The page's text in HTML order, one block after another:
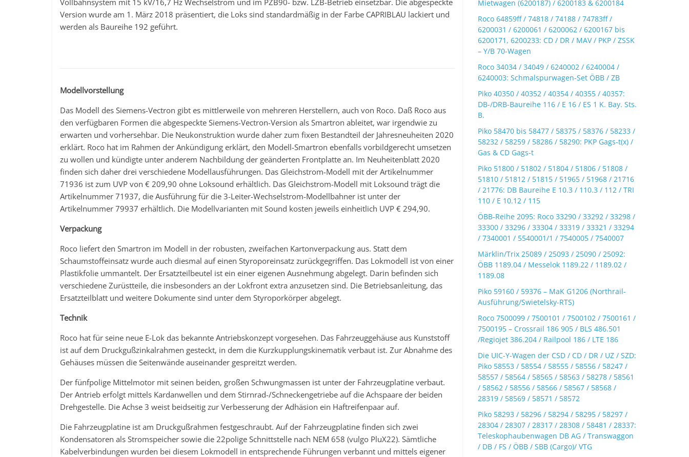
Vollbahnsystem mit 15 kV/16,7 Hz Wechselstrom und im PZB90- bzw. LZB-Betrieb einsetzbar. Die abgespeckte
Version wurde am 1. März 2018 präsentiert, die Loks sind standardmäßig in der Farbe CAPRIBLAU lackiert und
werden als Baureihe 192 geführt.
Modellvorstellung
Das Modell des Siemens-Vectron gibt es mittlerweile von mehreren Herstellern, auch von Roco. Daß Roco aus
den verfügbaren Formen die abgespeckte Siemens-Vectron-Version als Smartron ableitet, war irgendwie zu
erwarten und vorhersehbar. Die Neukonstruktion wurde daher zum fixen Bestandteil der Jahresneuheiten 2020
erklärt. Roco hat im Rahmen der Ankündigung erklärt, den Modell-Smartron ebenfalls vorbildgerecht umsetzen
zu wollen und kündigte unter anderem Nachbildung der geänderten Frontplatte an. Im Neuheitenblatt 2020
finden sich daher drei verschiedene Modellausführungen. Das Gleichstrom-Modell mit der Artikelnummer
71936 ist zum UVP von € 209,90 ohne Loksound erhältlich. Das Gleichstrom-Modell mit Loksound trägt die
Artikelnummer 71937, die Ausführung für die 3-Leiter-Wechselstrom-Modellbahner ist unter der
Artikelnummer 79937 erhältlich. Die Modellvarianten mit Sound kosten jeweils einheitlich UVP € 294,90.
Verpackung
Roco liefert den Smartron im Modell in der robusten, zweifachen Kartonverpackung aus. Statt dem
Schaumstoffeinsatz wurde auch diesmal auf einen Styroporeinsatz zurückgegriffen. Das Lokmodell ist von einer
Plastikfolie ummantelt. Der Ersatzteilbeutel ist ein einer eigenen Ausnehmung abgelegt. Darin befinden sich
verschiedene Zurüstteile, die insbesonders an der Lokfront extra anzusetzen sind. Die Betriebsanleitung, das
Ersatzteilblatt und weitere Dokumente sind unter dem Styroporkörper abgelegt.
Technik
Roco hat für seine neue E-Lok das bekannte Antriebskonzept vorgesehen. Das Fahrzeuggehäuse aus Kunststoff
ist auf dem Druckgußzinkalrahmen gesteckt, in dem die Kurzkupplungskinematik verbaut ist. Zur Abnahme des
Gehäuses müssen die Seitenwände auseinander gespreitzt werden.
Der fünfpolige Mittelmotor mit seinen beiden, großen Schwungmassen ist unter der Fahrzeugplatine verbaut.
Der Antrieb erfolgt mittels Kardanwellen und dem Stirnrad-/Schneckengetriebe auf die Achspaare der beiden
Drehgestelle. Die Achse 3 weist beidseitig zur Verbesserung der Adhäsion ein Haftreifenpaar auf.
Die Fahrzeugplatine ist am Druckgußrahmen festgeschraubt. Auf der Fahrzeugplatine finden sich zwei
Kondensatoren als Stromspeicher sowie die 22polige Schnittstelle nach NEM 658 (vulgo PluX22). Sämtliche
Kabelverbindungen wurden bei diesem Lokmodell in entsprechende Führungen verbannt und mittels eigener
Mietwagen (6200187) / 6200183 & 6200184
Roco 64859ff / 74818 / 74188 / 74783ff /
6200031 / 6200061 / 6200062 / 6200167 bis
6200171, 6200233: CD / DR / MAV / PKP / ZSSK
– Y/B 70-Wagen
Roco 34034 / 34049 / 6240002 / 6240004 /
6240003: Schmalspurwagen-Set ÖBB / ZB
Piko 40350 / 40352 / 40354 / 40355 / 40357:
DB-/DRB-Baureihe 116 / E 16 / ES 1 K. Bay. Sts.
B.
Piko 58470 bis 58477 / 58375 / 58376 / 58233 /
58232 / 58259 / 58286 / 58290: PKP Gags-t(x) /
Gas & CD Gags-t
Piko 51800 / 51802 / 51804 / 51806 / 51808 /
51810 / 51812 / 51815 / 51965 / 51968 / 21716
/ 21776: DB Baureihe E 10.3 / 110.3 / 112 / TRI
110 / E 10.12 / 115
ÖBB-Reihe 2095: Roco 33290 / 33292 / 33298 /
33300 / 33296 / 33304 / 33319 / 33321 / 33294
/ 7340001 / 5540001/1 / 7540005 / 7540007
Märklin/Trix 25089 / 25093 / 25090 / 25092:
ÖBB 1189.04 / Messelok 1189.22 / 1189.02 /
1189.08
Piko 59160 / 59376 – MaK G1206 (Northrail-
Ausführung/Swietelsky-RTS)
Roco 7500099 / 7500101 / 7500102 / 7500161 /
7500195 – Crossrail 186 905 / BLS 486.501
/Regiojet 386.204 / Railpool 186 / LTE 186
Die UIC-Y-Wagen der CSD / CD / DR / UZ / SZD:
Piko 58553 / 58554 / 58555 / 58556 / 58247 /
58557 / 58564 / 58565 / 58563 / 58278 / 58561
/ 58562 / 58556 / 58566 / 58567 / 58568 /
28319 / 58569 / 58571 / 58572
Piko 58293 / 58296 / 58294 / 58295 / 58297 /
28304 / 28307 / 28317 / 28308 / 58481 / 28337:
Teleskophaubenwagen DB AG / Transwaggon
/ DB / FS / ÖBB / SBB (Cargo)/ VTG